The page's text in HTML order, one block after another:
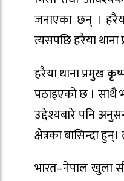
जनाएका छन् ।
त्यसपछि हरैया
हरैया थाना प्रमुख
पठाइएको छ । साथै
उद्देश्यबारे पनि
क्षेत्रका बासिन्दा
भारत–नेपाल खुला